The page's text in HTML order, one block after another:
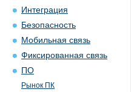
Интеграция
Безопасность
Мобильная связь
Фиксированная связь
ПО
Рынок ПК